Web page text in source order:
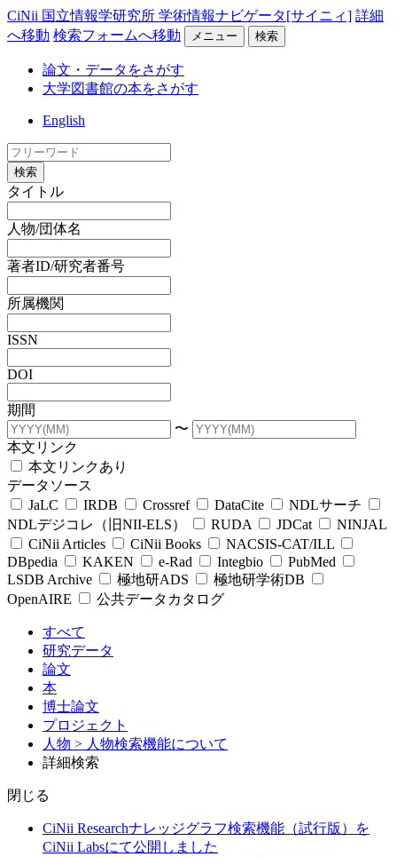
CiNii 国立情報学研究所 学術情報ナビゲータ[サイニィ] 詳細
へ移動 検索フォームへ移動 メニュー 検索
論文・データをさがす
大学図書館の本をさがす
English
検索
タイトル
人物/団体名
著者ID/研究者番号
所属機関
ISSN
DOI
期間
〜
本文リンク
本文リンクあり
データソース
JaLC
IRDB Crossref DataCite
NDLサーチ
NDLデジコレ（旧NII-ELS）
RUDA JDCat
NINJAL
CiNii Articles
CiNii Books
NACSIS-CAT/ILL
DBpedia
KAKEN e-Rad Integbio
PubMed
LSDB Archive
極地研ADS
極地研学術DB
OpenAIRE
公共データカタログ
すべて
研究データ
論文
本
博士論文
プロジェクト
人物 > 人物検索機能について
詳細検索
閉じる
CiNii Researchナレッジグラフ検索機能（試行版）を
CiNii Labsにて公開しました